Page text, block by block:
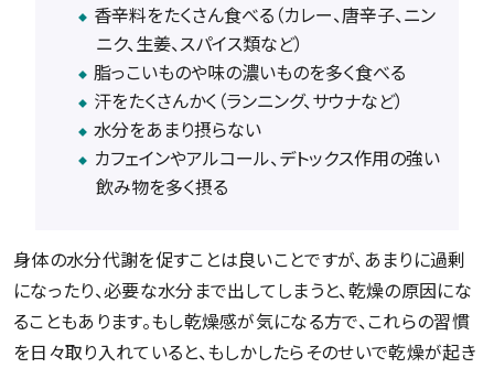
香辛料をたくさん食べる（カレー、唐辛子、ニン
ニク、生姜、スパイス類など）
脂っこいものや味の濃いものを多く食べる
汗をたくさんかく（ランニング、サウナなど）
水分をあまり摂らない
カフェインやアルコール、デトックス作用の強い
飲み物を多く摂る
身体の水分代謝を促すことは良いことですが、あまりに過剰
になったり、必要な水分まで出してしまうと、乾燥の原因にな
ることもあります。もし乾燥感が気になる方で、これらの習慣
を日々取り入れていると、もしかしたらそのせいで乾燥が起き